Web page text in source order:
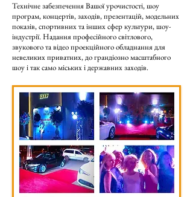
Технічне забезпечення Вашої урочистості, шоу
програм, концертів, заходів, презентацій, модельних
показів, спортивних та інших сфер культури, шоу-
індустрії.Надання професійного світлового,
звукового та відео проекційного обладнання для
невеликих приватних, до грандіозно масштабного
шоу і так само міських і державних заходів.